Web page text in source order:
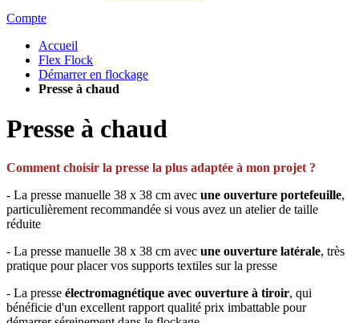
Compte
Accueil
Flex Flock
Démarrer en flockage
Presse à chaud
Presse à chaud
Comment choisir la presse la plus adaptée à mon projet ?
- La presse manuelle 38 x 38 cm avec une ouverture portefeuille,
particulièrement recommandée si vous avez un atelier de taille
réduite
- La presse manuelle 38 x 38 cm avec une ouverture latérale, très
pratique pour placer vos supports textiles sur la presse
- La presse électromagnétique avec ouverture à tiroir, qui
bénéficie d'un excellent rapport qualité prix imbattable pour